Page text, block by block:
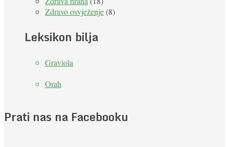
Zdravo osvježenje(8)
Leksikon bilja
Graviola
Orah
Prati nas na Facebooku